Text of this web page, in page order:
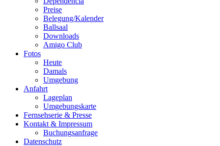
Preise
Belegung/Kalender
Ballsaal
Downloads
Amigo Club
Fotos
Heute
Damals
Umgebung
Anfahrt
Lageplan
Umgebungskarte
Fernsehserie & Presse
Kontakt & Impressum
Buchungsanfrage
Datenschutz